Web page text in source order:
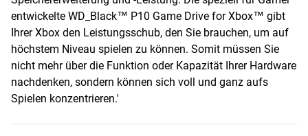
entwickelte WD_Black™ P10 Game Drive for Xbox™ gibt
Ihrer Xbox den Leistungsschub, den Sie brauchen, um auf
höchstem Niveau spielen zu können. Somit müssen Sie
nicht mehr über die Funktion oder Kapazität Ihrer Hardware
nachdenken, sondern können sich voll und ganz aufs
Spielen konzentrieren.'